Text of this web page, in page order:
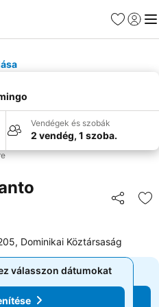
Kedvencek
Vendégek és szobák
2 vendég, 1 szoba.
Dominikai Köztársaság
válasszon dátumokat
válasszon dátumokat